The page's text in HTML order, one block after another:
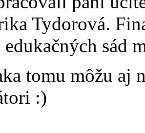
Tydorová.
edukačných sád
tomu môžu aj
:)